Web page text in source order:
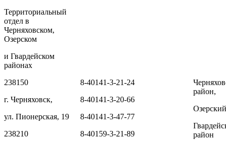
Территориальный
отдел в
Черняховском,
Озерском
и Гвардейском
районах
238150
г. Черняховск,
ул. Пионерская, 19
8-40141-3-21-24
8-40141-3-20-66
8-40141-3-47-77
район,
район
238210
8-40159-3-21-89